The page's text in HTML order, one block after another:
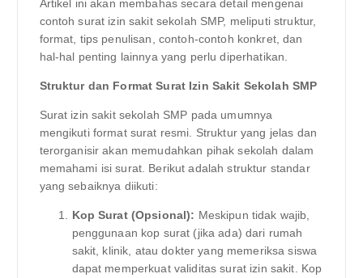
Artikel ini akan membahas secara detail mengenai
contoh surat izin sakit sekolah SMP, meliputi struktur,
format, tips penulisan, contoh-contoh konkret, dan
hal-hal penting lainnya yang perlu diperhatikan.
Struktur dan Format Surat Izin Sakit Sekolah SMP
Surat izin sakit sekolah SMP pada umumnya
mengikuti format surat resmi. Struktur yang jelas dan
terorganisir akan memudahkan pihak sekolah dalam
memahami isi surat. Berikut adalah struktur standar
yang sebaiknya diikuti:
Kop Surat (Opsional): Meskipun tidak wajib,
penggunaan kop surat (jika ada) dari rumah
sakit, klinik, atau dokter yang memeriksa siswa
dapat memperkuat validitas surat izin sakit. Kop